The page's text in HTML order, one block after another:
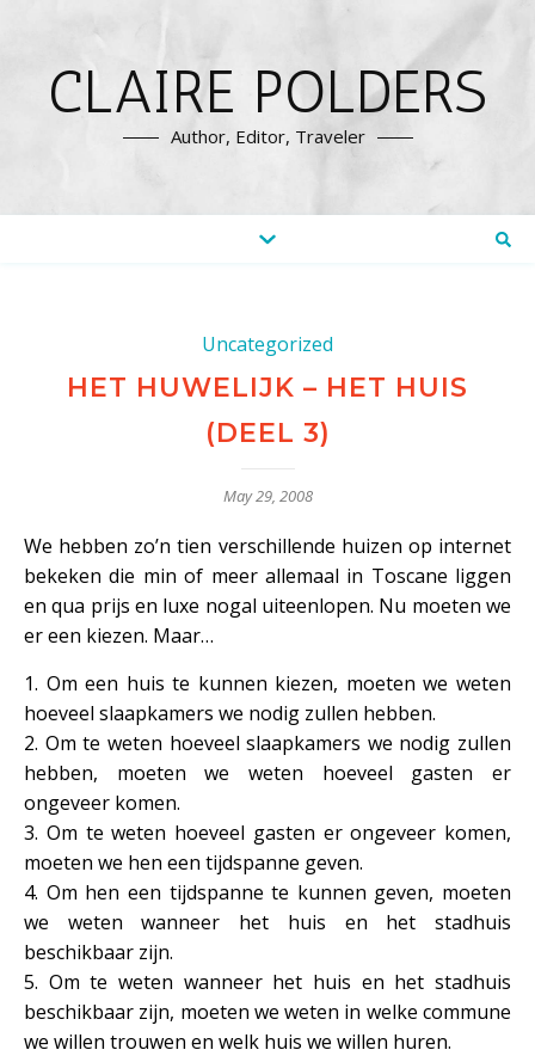
CLAIRE POLDERS
Author, Editor, Traveler
Uncategorized
HET HUWELIJK – HET HUIS
(DEEL 3)
May 29, 2008
We hebben zo’n tien verschillende huizen op internet
bekeken die min of meer allemaal in Toscane liggen
en qua prijs en luxe nogal uiteenlopen. Nu moeten we
er een kiezen. Maar…
1. Om een huis te kunnen kiezen, moeten we weten
hoeveel slaapkamers we nodig zullen hebben.
2. Om te weten hoeveel slaapkamers we nodig zullen
hebben, moeten we weten hoeveel gasten er
ongeveer komen.
3. Om te weten hoeveel gasten er ongeveer komen,
moeten we hen een tijdspanne geven.
4. Om hen een tijdspanne te kunnen geven, moeten
we weten wanneer het huis en het stadhuis
beschikbaar zijn.
5. Om te weten wanneer het huis en het stadhuis
beschikbaar zijn, moeten we weten in welke commune
we willen trouwen en welk huis we willen huren.